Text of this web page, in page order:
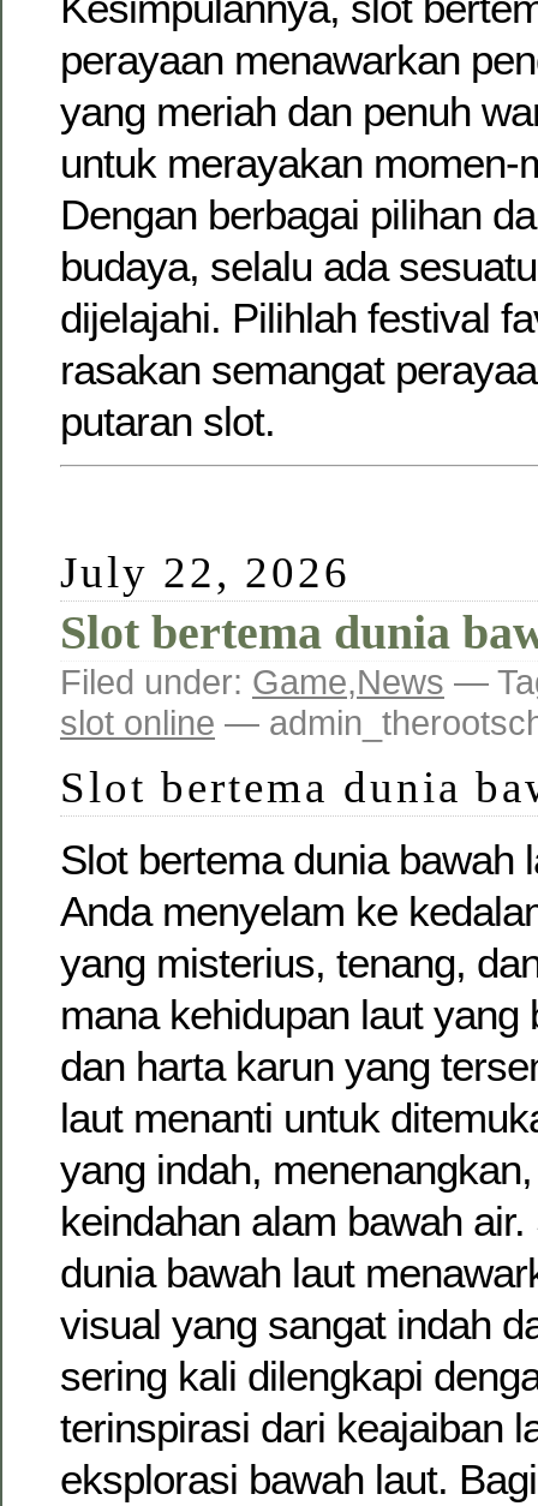
perayaan menawarkan
yang meriah dan penuh
untuk merayakan momen-
Dengan berbagai pilihan
budaya, selalu ada
dijelajahi. Pilihlah festival
rasakan semangat
putaran slot.
July 22, 2026
Slot bertema dunia
Filed under: Game,News —
slot online —
Slot bertema dunia
Slot bertema dunia bawah
Anda menyelam ke
yang misterius, tenang,
mana kehidupan laut yang
dan harta karun yang
laut menanti untuk
yang indah,
keindahan alam bawah
dunia bawah laut
visual yang sangat indah
sering kali dilengkapi
terinspirasi dari keajaiban
eksplorasi bawah laut.